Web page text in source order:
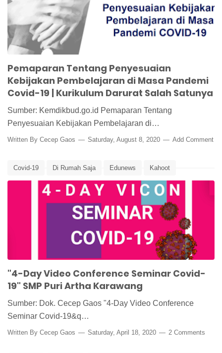
Pemaparan Tentang Penyesuaian
Kebijakan Pembelajaran di Masa Pandemi
Covid-19 | Kurikulum Darurat Salah Satunya
Sumber: Kemdikbud.go.id Pemaparan Tentang
Penyesuaian Kebijakan Pembelajaran di…
Written By Cecep Gaos Saturday, August 8, 2020 Add Comment
Covid-19 Di Rumah Saja Edunews Kahoot
Learn from Home Media Pembelajaran Seminar Online
"4-Day Video Conference Seminar Covid-
19" SMP Puri Artha Karawang
Sumber: Dok. Cecep Gaos "4-Day Video Conference
Seminar Covid-19&q…
Written By Cecep Gaos Saturday, April 18, 2020 2 Comments